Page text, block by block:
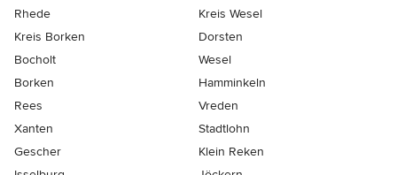
Rhede
Kreis Wesel
Kreis Borken
Dorsten
Bocholt
Wesel
Borken
Hamminkeln
Rees
Vreden
Xanten
Stadtlohn
Gescher
Klein Reken